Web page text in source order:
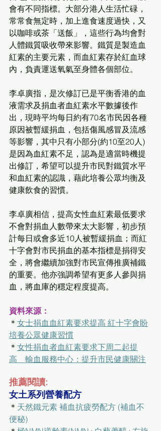
會有不同指標。大部分港人生活忙碌，
常常食無定時，加上進食速度過快，又
以咖啡或茶「送飯」，這些行為均會對
人體鐵質吸收帶來影響。鐵質是製造血
紅素的主要元素，而血紅素存於紅血球
內，負責運送氧氣至身體各個部位。
李卓廣指，是次修訂已是平衡香港的血
液需求及捐血者血紅素水平數據後作
出，現時平均每日約有70名市民因各種
原因被暫緩捐血，包括傷風感冒及流感
等影響，其中只有小部分(約10至20人)
是因為血紅素不足，認為是適當時機提
出修訂，希望可以提升市民對鐵質水平
和血紅素的認識，藉此培養公眾均衡及
健康飲食的習慣。
李卓廣相信，提高女性血紅素最低要求
不會對捐血人數帶來太大影響，初步預
計每日或會多近10人被暫緩捐血；而紅
十字會對市民捐血的基本指標是捐得安
全，將會繼續加強對市民宣傳推廣補鐵
的重要。他亦強調希望有更多人參與捐
血，將血庫的穩定程度提高。
資料來源：
＊ 女士捐血血紅素要求提高 紅十字會盼
培養公眾健康習慣
＊ 女性捐血者血紅素要求下周二起提
高　輸血服務中心：提升市民健康關注
推薦閱讀:
女土系列營養配方
＊ 天然鐵元素 補血抗疲勞配方 (補血不
便秘)